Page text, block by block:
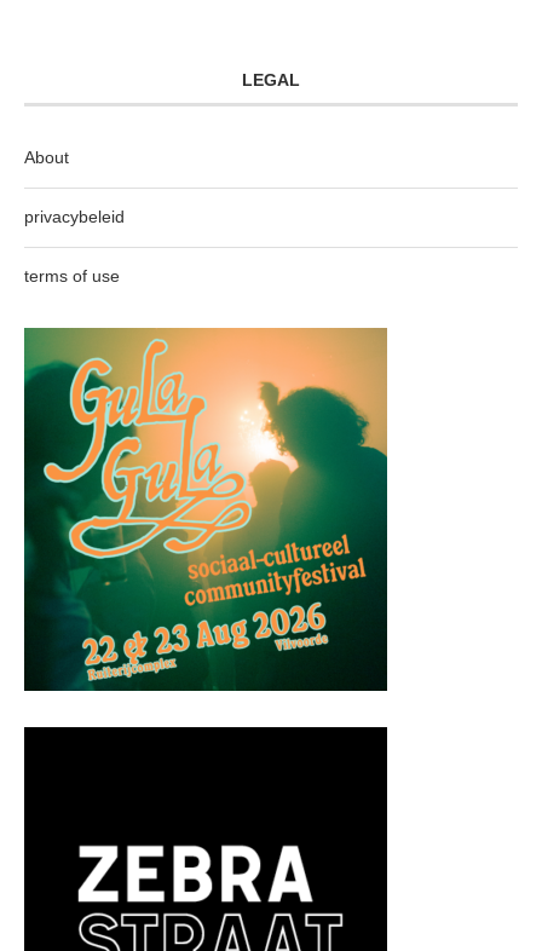
LEGAL
About
privacybeleid
terms of use